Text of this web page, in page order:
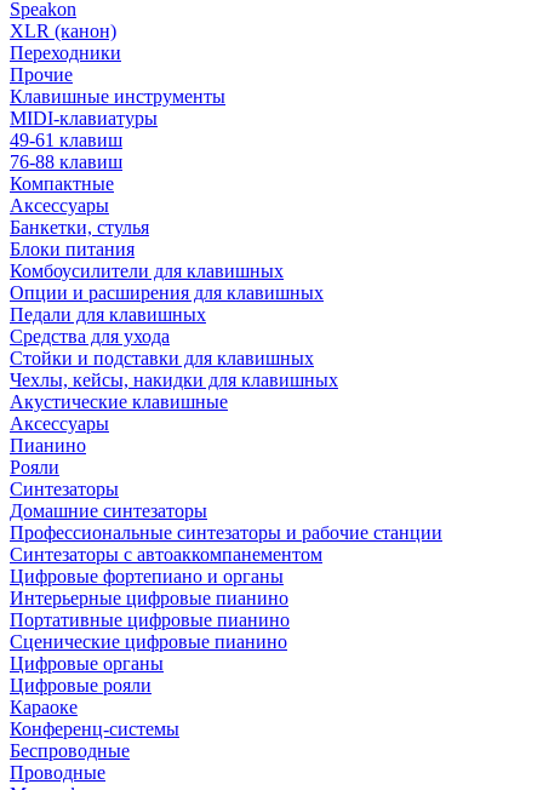
Speakon
XLR (канон)
Переходники
Прочие
Клавишные инструменты
MIDI-клавиатуры
49-61 клавиш
76-88 клавиш
Компактные
Аксессуары
Банкетки, стулья
Блоки питания
Комбоусилители для клавишных
Опции и расширения для клавишных
Педали для клавишных
Средства для ухода
Стойки и подставки для клавишных
Чехлы, кейсы, накидки для клавишных
Акустические клавишные
Аксессуары
Пианино
Рояли
Синтезаторы
Домашние синтезаторы
Профессиональные синтезаторы и рабочие станции
Синтезаторы с автоаккомпанементом
Цифровые фортепиано и органы
Интерьерные цифровые пианино
Портативные цифровые пианино
Сценические цифровые пианино
Цифровые органы
Цифровые рояли
Караоке
Конференц-системы
Беспроводные
Проводные